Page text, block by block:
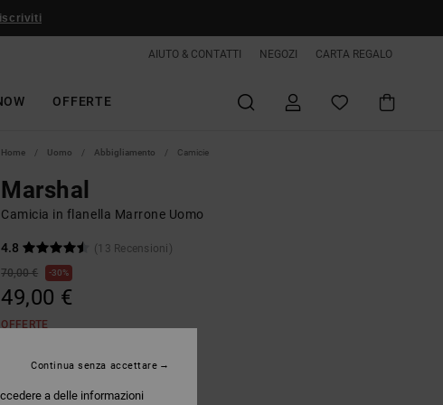
AIUTO & CONTATTI NEGOZI CARTA REGALO
OFFERTE
Home Uomo Abbigliamento Camicie
Marshal
Camicia in flanella Marrone Uomo
4.8
(13 Recensioni)
70,00 €
30%
49,00 €
OFFERTE
a delle informazioni
Continua senza accettare